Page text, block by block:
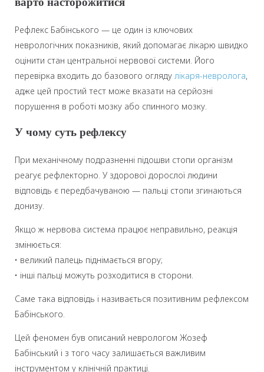
Рефлекс Бабінського — це один із ключових
неврологічних показників, який допомагає лікарю швидко
оцінити стан центральної нервової системи. Його
перевірка входить до базового огляду лікаря-невролога,
адже цей простий тест може вказати на серйозні
порушення в роботі мозку або спинного мозку.
У чому суть рефлексу
При механічному подразненні підошви стопи організм
реагує рефлекторно. У здорової дорослої людини
відповідь є передбачуваною — пальці стопи згинаються
донизу.
Якщо ж нервова система працює неправильно, реакція
змінюється:
• великий палець піднімається вгору;
• інші пальці можуть розходитися в сторони.
Саме така відповідь і називається позитивним рефлексом
Бабінського.
Цей феномен був описаний неврологом Жозеф
Бабінський і з того часу залишається важливим
інструментом у клінічній практиці.